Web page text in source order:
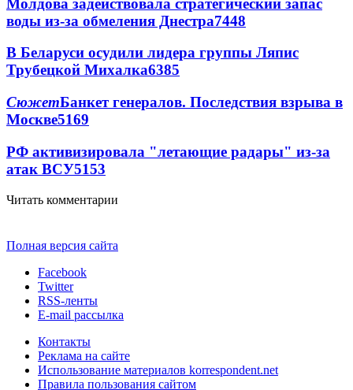
воды из-за обмеления Днестра7448
В Беларуси осудили лидера группы Ляпис
Трубецкой Михалка6385
СюжетБанкет генералов. Последствия взрыва в
Москве5169
РФ активизировала "летающие радары" из-за
атак ВСУ5153
Читать комментарии
Полная версия сайта
Facebook
Twitter
RSS-ленты
E-mail рассылка
Контакты
Реклама на сайте
Использование материалов korrespondent.net
Правила пользования сайтом